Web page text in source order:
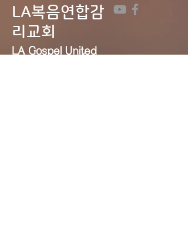
LA복음연합감
리교회
LA Gospel United